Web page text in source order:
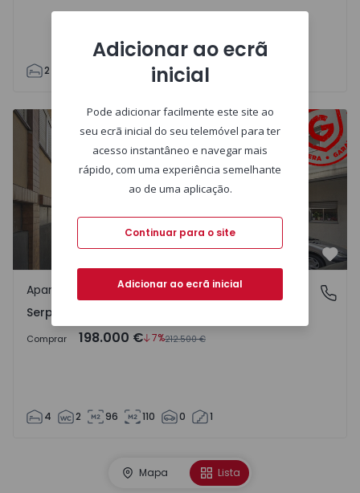
2 1 3
Apartamento T4 Porto, Serpa Pinto - 1096174 - 3
Serpa Pinto, Porto
Apartamento
Serpa Pinto, Porto
Comprar 198.000 € 7%212.500 €
4 2 96 110 0 1
Mapa Lista
Adicionar ao ecrã
inicial
Pode adicionar facilmente este site ao
seu ecrã inicial do seu telemóvel para ter
acesso instantâneo e navegar mais
rápido, com uma experiência semelhante
ao de uma aplicação.
Continuar para o site
Adicionar ao ecrã inicial